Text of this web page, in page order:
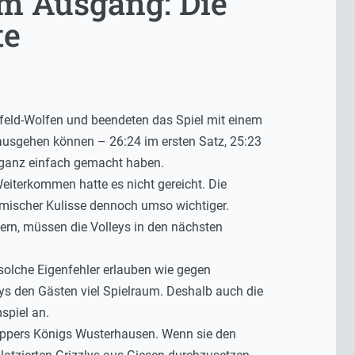
Wolfen und beendeten das Spiel mit einem
können – 26:24 im ersten Satz, 25:23
einfach gemacht haben.
hatte es nicht gereicht. Die
Kulisse dennoch umso wichtiger.
müssen die Volleys in den nächsten
Eigenfehler erlauben wie gegen
den Gästen viel Spielraum. Deshalb auch die
an.
Königs Wusterhausen. Wenn sie den